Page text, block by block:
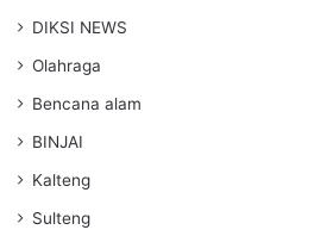
DIKSI NEWS
Olahraga
Bencana alam
BINJAI
Kalteng
Sulteng